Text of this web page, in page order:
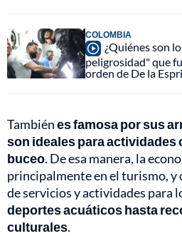
COLOMBIA
¿Quiénes son
peligrosidad" que
orden de De la
Tambiénes famosa por sus
son ideales para actividades
buceo. De esa manera, la
principalmente en el turismo, y
de servicios y actividades para
deportes acuáticos hasta
culturales.